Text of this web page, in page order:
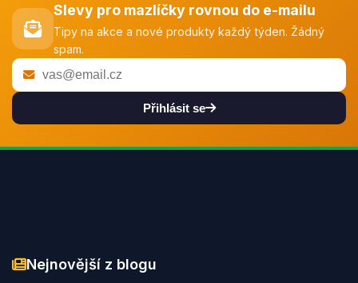
Slevy pro mazlíčky rovnou do e-mailu
Tipy na akce a nové produkty každý týden. Žádný
spam.
Přihlásit se
Nejnovější z blogu